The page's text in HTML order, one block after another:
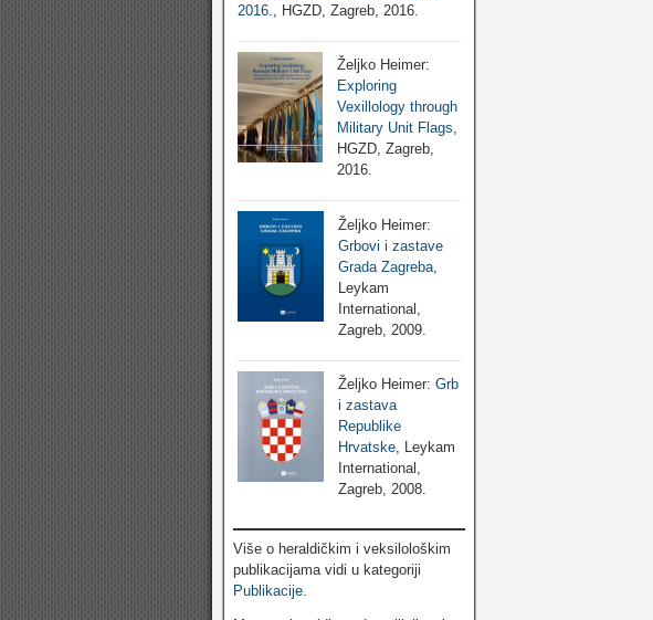
2016.
, HGZD, Zagreb, 2016.
Željko Heimer:
Exploring
Vexillology through
Military Unit Flags,
HGZD, Zagreb,
2016.
Željko Heimer:
Grbovi i zastave
Grada Zagreba
Leykam
International,
Zagreb, 2009.
Željko Heimer:Grb
i zastava
Republike
Hrvatske, Leykam
International,
Zagreb, 2008.
Više o heraldičkim i veksilološkim
publikacijama vidi u kategoriji
Publikacije